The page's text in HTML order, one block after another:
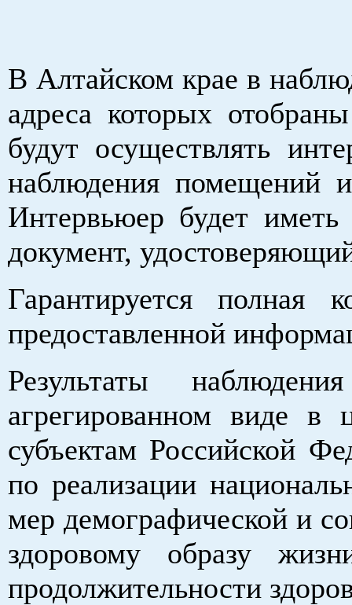
В Алтайском крае в
адреса которых
будут осуществлять
наблюдения помещений
Интервьюер будет иметь
документ,
Гарантируется полная
предоставленной
Результаты
агрегированном виде
субъектам Российской
по реализации
мер демографической и
здоровому образу
продолжительности